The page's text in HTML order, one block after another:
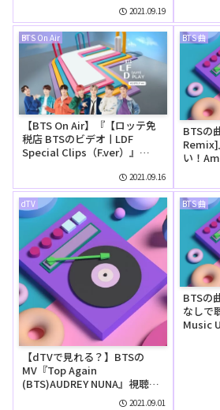
2021.09.19
BTS On Air
【BTS On Air】『【ロッテ免
税店 BTSのビデオㅣLDF
Special Clips（F.ver）』
2021.09.16
BTS 曲
BTSの
Remix]
い！
ピート
dTV
【dTVで見れる？】BTSの
MV『Top Again
(BTS)AUDREY NUNA』視聴方
2021.09.01
BTS 曲
BTSの
なしで
Music